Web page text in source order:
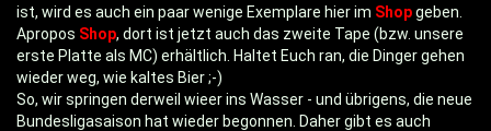
ist, wird es auch ein paar wenige Exemplare hier im Shopgeben.
Apropos Shop, dort ist jetzt auch das zweite Tape (bzw. unsere
erste Platte als MC) erhältlich. Haltet Euch ran, die Dinger gehen
wieder weg, wie kaltes Bier ;-)
So, wir springen derweil wieer ins Wasser - und übrigens, die neue
Bundesligasaison hat wieder begonnen. Daher gibt es auch